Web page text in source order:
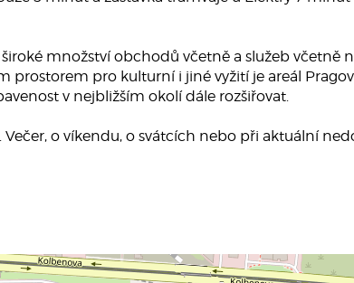
množství obchodů včetně a služeb včetně
prostorem pro kulturní i jiné vyžití je areál
v nejbližším okolí dále rozšiřovat.
o víkendu, o svátcích nebo při aktuální